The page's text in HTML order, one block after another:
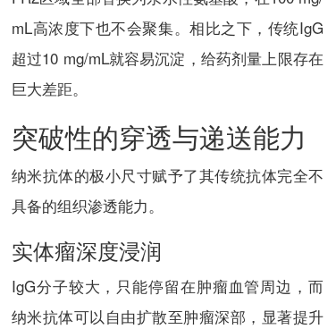
mL高浓度下也不会聚集。相比之下，传统IgG
超过10 mg/mL就容易沉淀，给药剂量上限存在
巨大差距。
突破性的穿透与递送能力
纳米抗体的极小尺寸赋予了其传统抗体完全不
具备的组织渗透能力。
实体瘤深度浸润
IgG分子较大，只能停留在肿瘤血管周边，而
纳米抗体可以自由扩散至肿瘤深部，显著提升